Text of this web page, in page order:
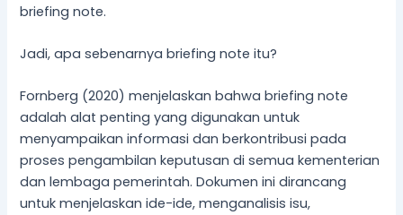
briefing note.
Jadi, apa sebenarnya briefing note itu?
Fornberg (2020) menjelaskan bahwa briefing note
adalah alat penting yang digunakan untuk
menyampaikan informasi dan berkontribusi pada
proses pengambilan keputusan di semua kementerian
dan lembaga pemerintah. Dokumen ini dirancang
untuk menjelaskan ide-ide, menganalisis isu,